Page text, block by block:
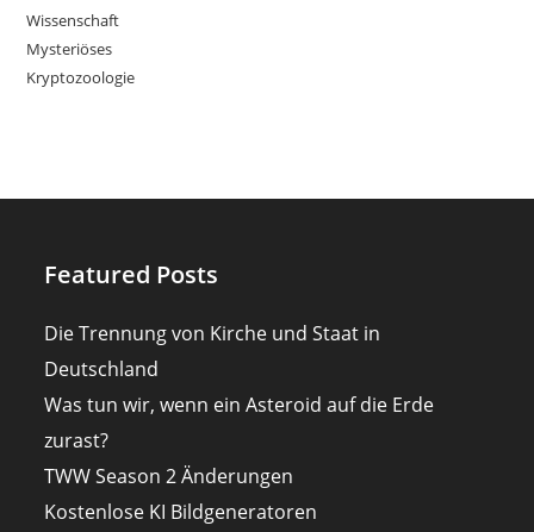
Wissenschaft
Mysteriöses
Kryptozoologie
Featured Posts
Die Trennung von Kirche und Staat in
Deutschland
Was tun wir, wenn ein Asteroid auf die Erde
zurast?
TWW Season 2 Änderungen
Kostenlose KI Bildgeneratoren